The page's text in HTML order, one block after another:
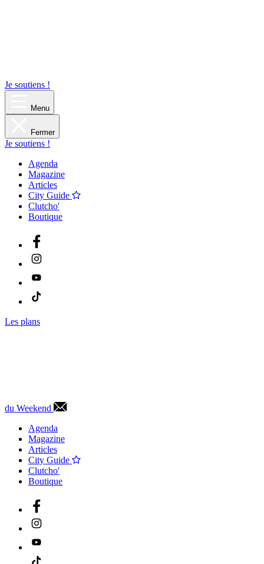
Je soutiens !
Menu
Fermer
Je soutiens !
Agenda
Magazine
Articles
City Guide
Clutcho'
Boutique
Les plans
du Weekend
Agenda
Magazine
Articles
City Guide
Clutcho'
Boutique